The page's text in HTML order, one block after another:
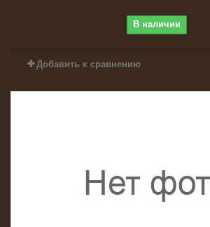
В наличии
Добавить к сравнению